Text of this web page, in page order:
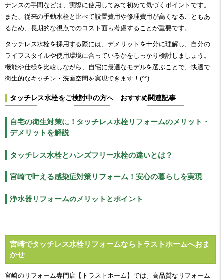
ナンスの手間などは、実際に使用してみて初めて気づくポイントです。
また、従来の手動水栓と比べて設置費用や修理費用が高くなることもあ
るため、長期的な視点でのコスト面も考慮することが重要です。
タッチレス水栓を採用する際には、デメリットを十分に理解し、自分の
ライフスタイルや使用環境に合っているかをしっかり検討しましょう。
機能や仕様を比較しながら、自宅に最適なモデルを選ぶことで、快適で
衛生的なキッチン・洗面空間を実現できます！(^^)
タッチレス水栓をご検討中の方へ おすすめ関連記事
自宅の衛生対策に！タッチレス水栓リフォームのメリット・
デメリットを解説
タッチレス水栓とハンズフリー水栓の違いとは？
宮崎で叶える感染症対策リフォーム！安心の暮らしを実現
浄水器リフォームのメリットとポイント
宮崎でタッチレス水栓リフォームならトラストホームへおま
かせ
宮崎のリフォーム専門店【トラストホーム】では、高品質なリフォーム